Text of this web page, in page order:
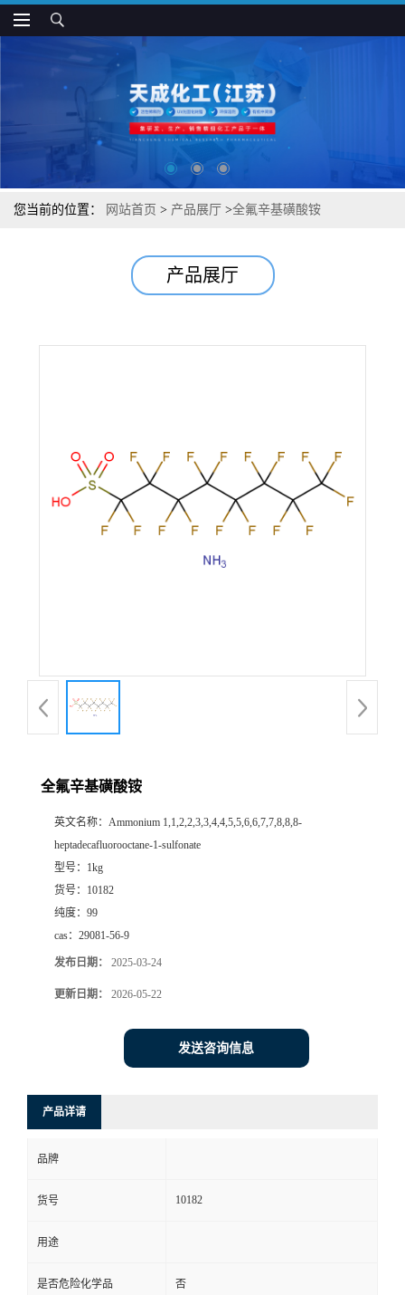
您当前的位置： 网站首页 > 产品展厅 >全氟辛基磺酸铵
产品展厅
全氟辛基磺酸铵
英文名称： Ammonium 1,1,2,2,3,3,4,4,5,5,6,6,7,7,8,8,8-
heptadecafluorooctane-1-sulfonate
型号： 1kg
货号： 10182
纯度： 99
cas： 29081-56-9
发布日期： 2025-03-24
更新日期： 2026-05-22
发送咨询信息
产品详请
品牌
货号 10182
用途
是否危险化学品 否